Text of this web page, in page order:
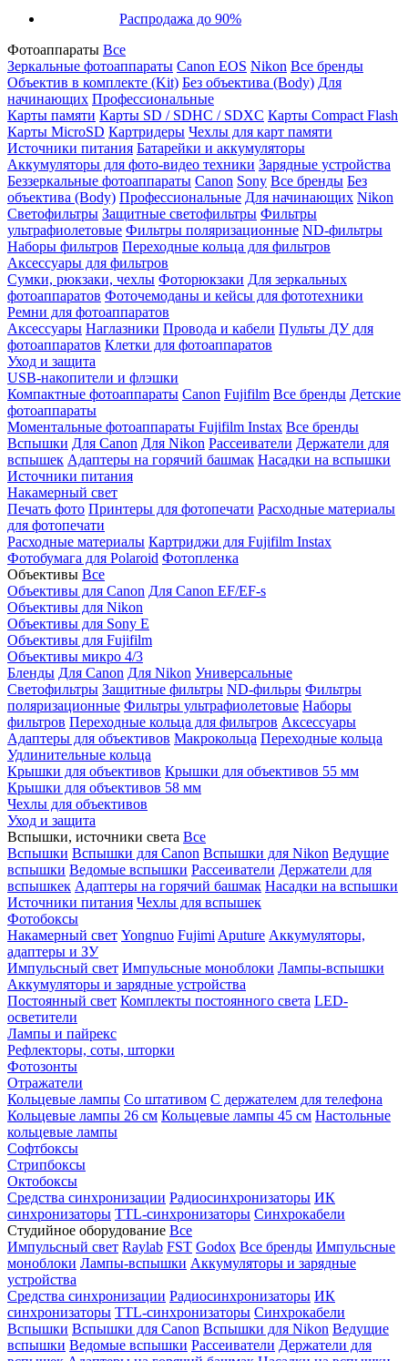
Распродажа до 90%
Фотоаппараты Все
Зеркальные фотоаппараты Canon EOS Nikon Все бренды
Объектив в комплекте (Kit) Без объектива (Body) Для
начинающих Профессиональные
Карты памяти Карты SD / SDHC / SDXC Карты Compact Flash
Карты MicroSD Картридеры Чехлы для карт памяти
Источники питания Батарейки и аккумуляторы
Аккумуляторы для фото-видео техники Зарядные устройства
Беззеркальные фотоаппараты Canon Sony Все бренды Без
объектива (Body) Профессиональные Для начинающих Nikon
Светофильтры Защитные светофильтры Фильтры
ультрафиолетовые Фильтры поляризационные ND-фильтры
Наборы фильтров Переходные кольца для фильтров
Аксессуары для фильтров
Сумки, рюкзаки, чехлы Фоторюкзаки Для зеркальных
фотоаппаратов Фоточемоданы и кейсы для фототехники
Ремни для фотоаппаратов
Аксессуары Наглазники Провода и кабели Пульты ДУ для
фотоаппаратов Клетки для фотоаппаратов
Уход и защита
USB-накопители и флэшки
Компактные фотоаппараты Canon Fujifilm Все бренды Детские
фотоаппараты
Моментальные фотоаппараты Fujifilm Instax Все бренды
Вспышки Для Canon Для Nikon Рассеиватели Держатели для
вспышек Адаптеры на горячий башмак Насадки на вспышки
Источники питания
Накамерный свет
Печать фото Принтеры для фотопечати Расходные материалы
для фотопечати
Расходные материалы Картриджи для Fujifilm Instax
Фотобумага для Polaroid Фотопленка
Объективы Все
Объективы для Canon Для Canon EF/EF-s
Объективы для Nikon
Объективы для Sony E
Объективы для Fujifilm
Объективы микро 4/3
Бленды Для Canon Для Nikon Универсальные
Светофильтры Защитные фильтры ND-фильры Фильтры
поляризационные Фильтры ультрафиолетовые Наборы
фильтров Переходные кольца для фильтров Аксессуары
Адаптеры для объективов Макрокольца Переходные кольца
Удлинительные кольца
Крышки для объективов Крышки для объективов 55 мм
Крышки для объективов 58 мм
Чехлы для объективов
Уход и защита
Вспышки, источники света Все
Вспышки Вспышки для Canon Вспышки для Nikon Ведущие
вспышки Ведомые вспышки Рассеиватели Держатели для
вспышкек Адаптеры на горячий башмак Насадки на вспышки
Источники питания Чехлы для вспышек
Фотобоксы
Накамерный свет Yongnuo Fujimi Aputure Аккумуляторы,
адаптеры и ЗУ
Импульсный свет Импульсные моноблоки Лампы-вспышки
Аккумуляторы и зарядные устройства
Постоянный свет Комплекты постоянного света LED-
осветители
Лампы и пайрекс
Рефлекторы, соты, шторки
Фотозонты
Отражатели
Кольцевые лампы Со штативом С держателем для телефона
Кольцевые лампы 26 см Кольцевые лампы 45 см Настольные
кольцевые лампы
Софтбоксы
Стрипбоксы
Октобоксы
Средства синхронизации Радиосинхронизаторы ИК
синхронизаторы TTL-синхронизаторы Синхрокабели
Студийное оборудование Все
Импульсный свет Raylab FST Godox Все бренды Импульсные
моноблоки Лампы-вспышки Аккумуляторы и зарядные
устройства
Средства синхронизации Радиосинхронизаторы ИК
синхронизаторы TTL-синхронизаторы Синхрокабели
Вспышки Вспышки для Canon Вспышки для Nikon Ведущие
вспышки Ведомые вспышки Рассеиватели Держатели для